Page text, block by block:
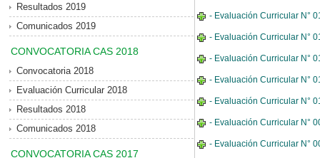
Resultados 2019
Comunicados 2019
CONVOCATORIA CAS 2018
Convocatoria 2018
Evaluación Curricular 2018
Resultados 2018
Comunicados 2018
CONVOCATORIA CAS 2017
- Evaluación Curricular N°
- Evaluación Curricular N°
- Evaluación Curricular N°
- Evaluación Curricular N°
- Evaluación Curricular N°
- Evaluación Curricular N°
- Evaluación Curricular N°